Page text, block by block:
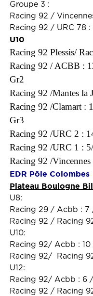
Groupe 3 :
Racing 92 /
Racing 92 / URC 78 :
U10
Racing 92 Plessis/
Racing 92 / ACBB :
Gr2
Racing 92 /Mantes la
Racing 92 /Clamart :
Gr3
Racing 92 /URC 2 :
Racing 92 /URC 1 :
Racing 92 /Vincennes
EDR Pôle Colombes
Plateau Boulogne
U8:
Racing 29 / Acbb : 7
Racing 92 / Racing
U10:
Racing 92/ Acbb : 10
Racing 92/ Racing
U12:
Racing 92/ Acbb : 6
Racing 92 / Racing